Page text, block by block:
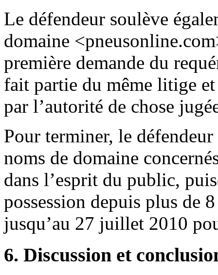
Le défendeur soulève
domaine
première demande du
fait partie du même litige
par l’autorité de chose
Pour terminer, le
noms de domaine
dans l’esprit du public,
possession depuis plus de
jusqu’au 27 juillet 2010
6. Discussion et